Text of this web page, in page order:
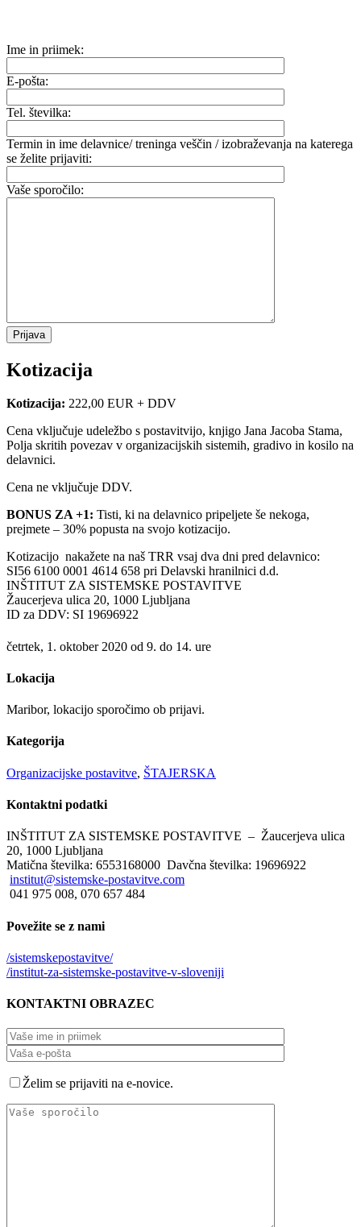
Ime in priimek:
E-pošta:
Tel. številka:
Termin in ime delavnice/ treninga veščin / izobraževanja na katerega
se želite prijaviti:
Vaše sporočilo:
Kotizacija
Kotizacija: 222,00 EUR + DDV
Cena vključuje udeležbo s postavitvijo, knjigo Jana Jacoba Stama,
Polja skritih povezav v organizacijskih sistemih, gradivo in kosilo na
delavnici.
Cena ne vključuje DDV.
BONUS ZA +1: Tisti, ki na delavnico pripeljete še nekoga,
prejmete – 30% popusta na svojo kotizacijo.
Kotizacijo nakažete na naš TRR vsaj dva dni pred delavnico:
SI56 6100 0001 4614 658 pri Delavski hranilnici d.d.
INŠTITUT ZA SISTEMSKE POSTAVITVE
Žaucerjeva ulica 20, 1000 Ljubljana
ID za DDV: SI 19696922
četrtek, 1. oktober 2020 od 9. do 14. ure
Lokacija
Maribor, lokacijo sporočimo ob prijavi.
Kategorija
Organizacijske postavitve, ŠTAJERSKA
Kontaktni podatki
INŠTITUT ZA SISTEMSKE POSTAVITVE – Žaucerjeva ulica
20, 1000 Ljubljana
Matična številka: 6553168000 Davčna številka: 19696922
institut@sistemske-postavitve.com
041 975 008, 070 657 484
Povežite se z nami
/sistemskepostavitve/
/institut-za-sistemske-postavitve-v-sloveniji
KONTAKTNI OBRAZEC
Želim se prijaviti na e-novice.